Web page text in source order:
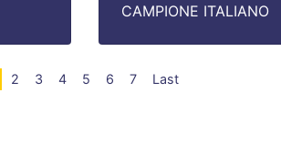
CAMPIONE ITALIANO
2 3 4 5 6 7 Last